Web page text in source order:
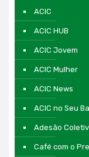
ACIC
ACIC HUB
ACIC Jovem
ACIC Mulher
ACIC News
ACIC no Seu
Adesão
Café com o